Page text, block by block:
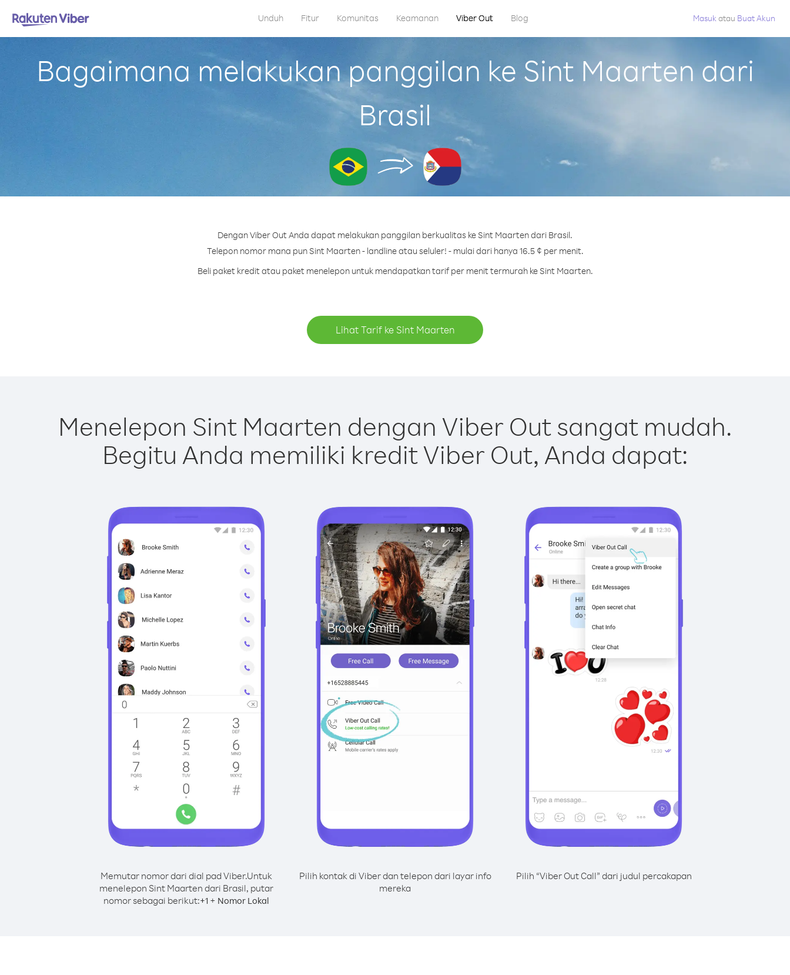
Unduh Fitur Komunitas Keamanan Viber Out Blog Masuk atau Buat Akun
Bagaimana melakukan panggilan ke Sint Maarten dari
Brasil
Dengan Viber Out Anda dapat melakukan panggilan berkualitas ke Sint Maarten dari Brasil.
Telepon nomor mana pun Sint Maarten - landline atau seluler! - mulai dari hanya 16.5 ¢ per menit.
Beli paket kredit atau paket menelepon untuk mendapatkan tarif per menit termurah ke Sint Maarten.
Lihat Tarif ke Sint Maarten
Menelepon Sint Maarten dengan Viber Out sangat mudah.
Begitu Anda memiliki kredit Viber Out, Anda dapat:
Memutar nomor dari dial pad Viber.Untuk
menelepon Sint Maarten dari Brasil, putar
nomor sebagai berikut:+1 + Nomor Lokal
Pilih kontak di Viber dan telepon dari layar info
mereka
Pilih “Viber Out Call” dari judul percakapan